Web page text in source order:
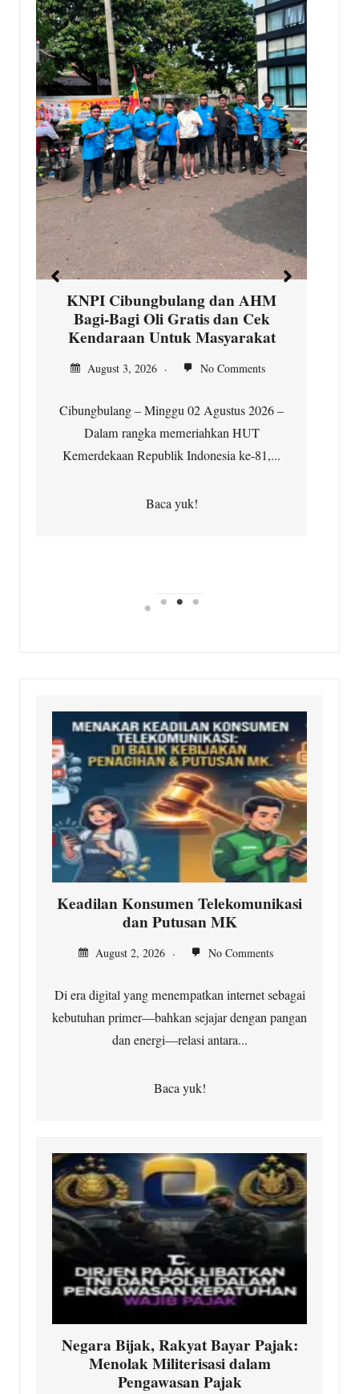
KNPI Cibungbulang dan AHM
Bagi-Bagi Oli Gratis dan Cek
Kendaraan Untuk Masyarakat
August 3, 2026 No Comments
Cibungbulang – Minggu 02 Agustus 2026 –
Dalam rangka memeriahkan HUT
Kemerdekaan Republik Indonesia ke-81,...
Baca yuk!
Keadilan Konsumen Telekomunikasi
dan Putusan MK
August 2, 2026 No Comments
Di era digital yang menempatkan internet sebagai
kebutuhan primer—bahkan sejajar dengan pangan
dan energi—relasi antara...
Baca yuk!
Negara Bijak, Rakyat Bayar Pajak:
Menolak Militerisasi dalam
Pengawasan Pajak